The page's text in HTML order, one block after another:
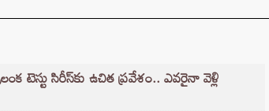
టెస్టు సిరీస్‌కు ఉచిత ప్రవేశం.. ఎవరైనా వెళ్లి